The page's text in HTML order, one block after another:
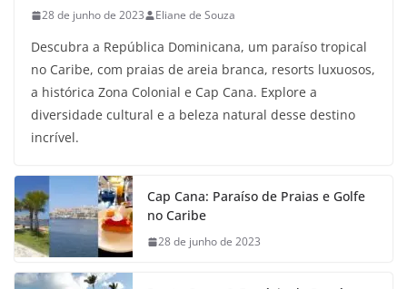
28 de junho de 2023 Eliane de Souza
Descubra a República Dominicana, um paraíso tropical
no Caribe, com praias de areia branca, resorts luxuosos,
a histórica Zona Colonial e Cap Cana. Explore a
diversidade cultural e a beleza natural desse destino
incrível.
Cap Cana: Paraíso de Praias e Golfe
no Caribe
28 de junho de 2023